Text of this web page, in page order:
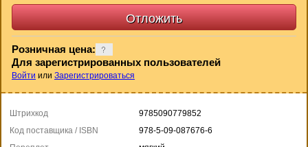
Розничная цена:
Для зарегистрированных пользователей
Войти или Зарегистрироваться
Штрихкод
9785090779852
Код поставщика / ISBN
978-5-09-087676-6